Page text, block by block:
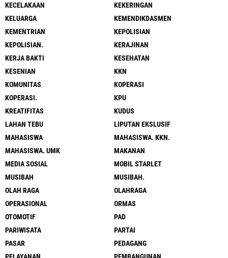
KECELAKAAN
KEKERINGAN
KELUARGA
KEMENDIKDASMEN
KEMENTRIAN
KEPOLISIAN
KEPOLISIAN.
KERAJINAN
KERJA BAKTI
KESEHATAN
KESENIAN
KKN
KOMUNITAS
KOPERASI
KOPERASI.
KPU
KREATIFITAS
KUDUS
LAHAN TEBU
LIPUTAN EKSLUSIF
MAHASISWA
MAHASISWA. KKN.
MAHASISWA. UMK
MAKANAN
MEDIA SOSIAL
MOBIL STARLET
MUSIBAH
MUSIBAH.
OLAH RAGA
OLAHRAGA
OPERASIONAL
ORMAS
OTOMOTIF
PAD
PARIWISATA
PARTAI
PASAR
PEDAGANG